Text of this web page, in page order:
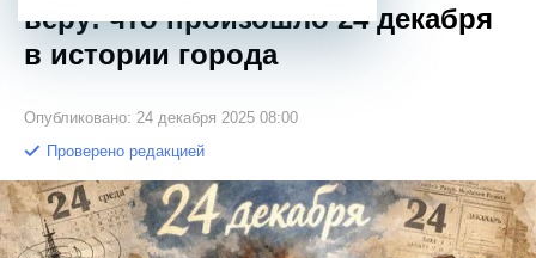
веру: что произошло 24 декабря
в истории города
Опубликовано: 24 декабря 2025 08:00
Проверено редакцией